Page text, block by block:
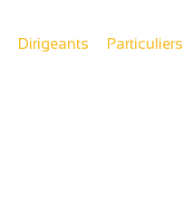
Dirigeants Particuliers